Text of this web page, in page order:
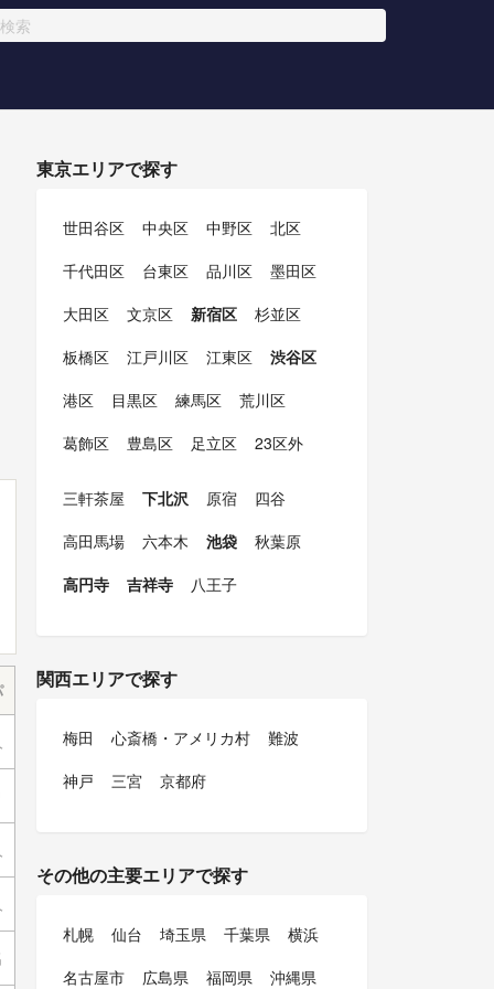
東京エリアで探す
世田谷区 中央区 中野区
北区
千代田区
台東区 品川区
墨田区
大田区
文京区 新宿区
杉並区
板橋区
江戸川区 江東区
渋谷区
港区
目黒区 練馬区
荒川区
葛飾区
豊島区 足立区 23区外
三軒茶屋 下北沢 原宿
四谷
高田馬場
六本木 池袋
秋葉原
高円寺
吉祥寺 八王子
関西エリアで探す
梅田 心斎橋・アメリカ村
難波
神戸
三宮 京都府
その他の主要エリアで探す
札幌 仙台 埼玉県 千葉県
横浜
名古屋市
広島県 福岡県 沖縄県